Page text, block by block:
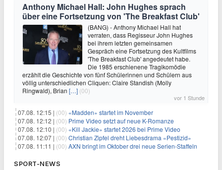
Anthony Michael Hall: John Hughes sprach
über eine Fortsetzung von 'The Breakfast Club'
(BANG) - Anthony Michael Hall hat
verraten, dass Regisseur John Hughes
bei ihrem letzten gemeinsamen
Gespräch eine Fortsetzung des Kultfilms
'The Breakfast Club' angedeutet habe.
Die 1985 erschienene Tragikomödie
erzählt die Geschichte von fünf Schülerinnen und Schülern aus
völlig unterschiedlichen Cliquen: Claire Standish (Molly
Ringwald), Brian […] (00)
vor 1 Stunde
07.08. 12:15 | (00) «Madden» startet im November
07.08. 12:12 | (00) Prime Video setzt auf neue K-Romanze
07.08. 12:10 | (00) «Kill Jackie» startet 2026 bei Prime Video
07.08. 12:07 | (00) Christian Zipfel dreht Liebesdrama «Pestizid»
07.08. 11:11 | (00) AXN bringt im Oktober drei neue Serien-Staffeln
SPORT-NEWS